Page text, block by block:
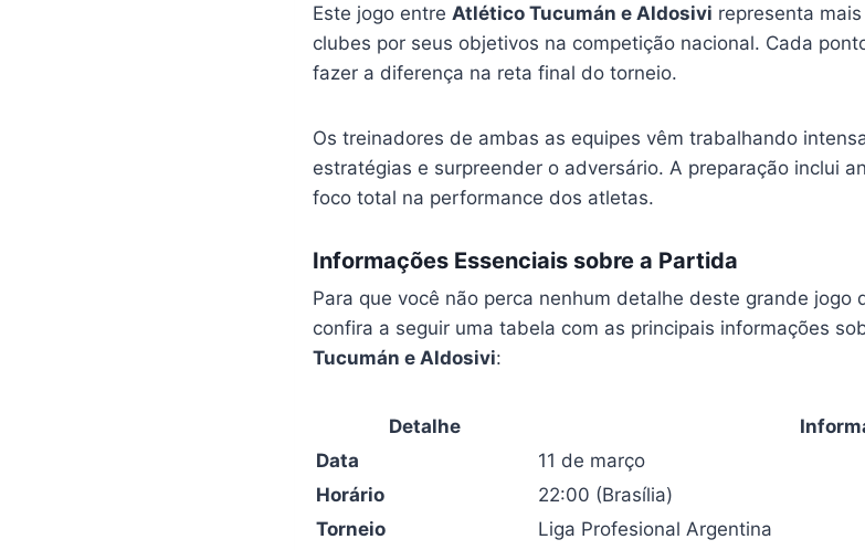
Este jogo entre Atlético Tucumán e Aldosivi representa
clubes por seus objetivos na competição nacional. Cada
fazer a diferença na reta final do torneio.
Os treinadores de ambas as equipes vêm trabalhando
estratégias e surpreender o adversário. A preparação inclui
foco total na performance dos atletas.
Informações Essenciais sobre a Partida
Para que você não perca nenhum detalhe deste grande jogo
confira a seguir uma tabela com as principais informações
Tucumán e Aldosivi:
Detalhe
Data
11 de março
Horário
22:00 (Brasília)
Torneio
Liga Profesional Argentina